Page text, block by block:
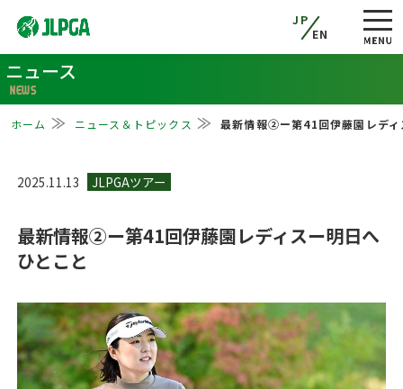
JP
EN
ニュース
NEWS
ホーム ニュース＆トピックス 最新情報②ー第41回伊藤園レデ
2025.11.13
最新情報②ー第41回伊藤園レディスー明日へ
ひとこと